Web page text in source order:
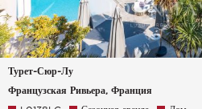
Турет-Сюр-Лу
Французская Ривьера, Франция